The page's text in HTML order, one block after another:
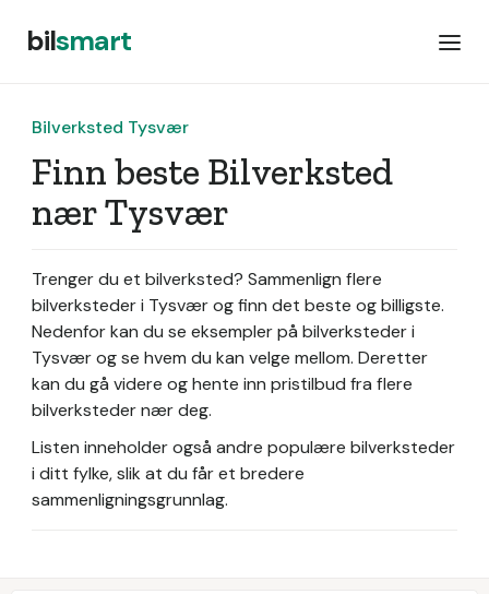
bilsmart
Bilverksted Tysvær
Finn beste Bilverksted
nær Tysvær
Trenger du et bilverksted? Sammenlign flere
bilverksteder i Tysvær og finn det beste og billigste.
Nedenfor kan du se eksempler på bilverksteder i
Tysvær og se hvem du kan velge mellom. Deretter
kan du gå videre og hente inn pristilbud fra flere
bilverksteder nær deg.
Listen inneholder også andre populære bilverksteder
i ditt fylke, slik at du får et bredere
sammenligningsgrunnlag.